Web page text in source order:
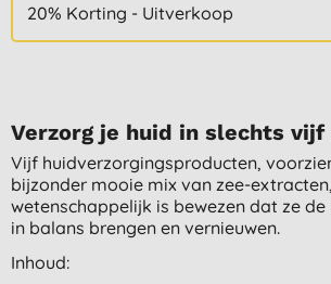
20% Korting - Uitverkoop
Verzorg je huid in slechts vijf
Vijf huidverzorgingsproducten,
bijzonder mooie mix van zee-
wetenschappelijk is bewezen dat ze
in balans brengen en vernieuwen.
Inhoud: